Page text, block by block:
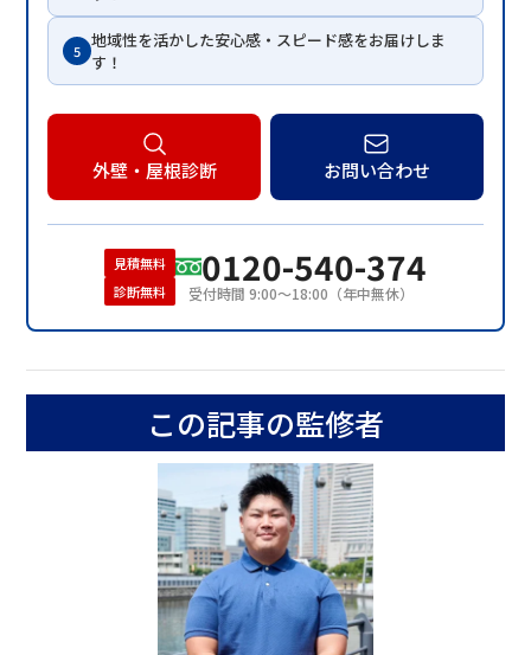
5 地域性を活かした安心感・スピード感をお届けしま
す！
外壁・屋根診断 お問い合わせ
見積無料
診断無料
0120-540-374
受付時間 9:00〜18:00（年中無休）
この記事の監修者